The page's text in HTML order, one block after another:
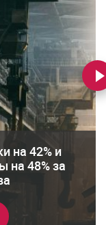
за месяц
с нуля до
на 42% и
на 48% за
рекламу